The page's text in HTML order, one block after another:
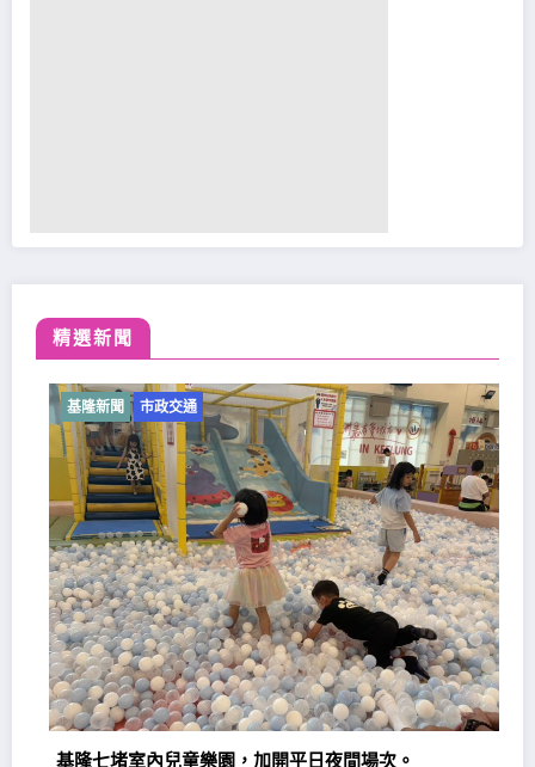
精選新聞
基隆新聞 市政交通
基隆七堵室內兒童樂園，加開平日夜間場次。